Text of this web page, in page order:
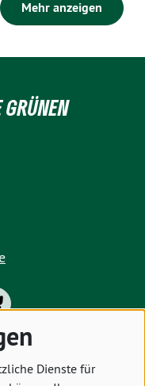
Mehr anzeigen
Dienste für